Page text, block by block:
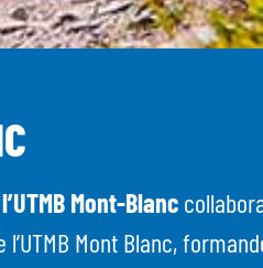
Mont-Blanc
l’UTMB Mont Blanc,